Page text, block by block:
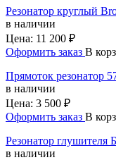
Резонатор круглый
в наличии
Цена: 11 200 ₽
Оформить заказ В
Прямоток резонатор
в наличии
Цена: 3 500 ₽
Оформить заказ В
Резонатор глушителя
в наличии